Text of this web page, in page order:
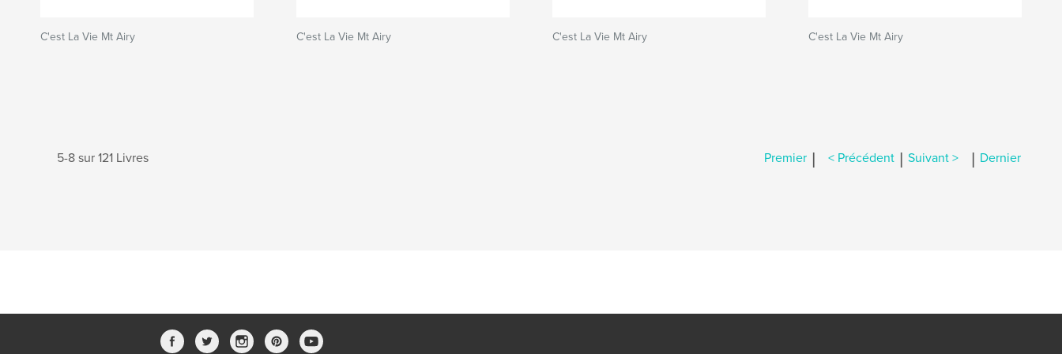
C'est La Vie Mt Airy C'est La Vie Mt Airy C'est La Vie Mt Airy C'est La Vie Mt Airy
5-8 sur 121 Livres Premier | < Précédent | Suivant > | Dernier